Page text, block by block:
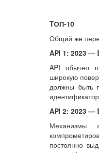
TОП-10
Общий же
API 1: 2023 —
API обычно
широкую
должны быть
API 2: 2023 —
Механизмы
постоянно